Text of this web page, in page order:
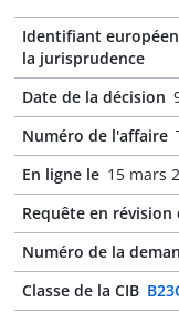
Identifiant
la jurisprudence
Date de la décision
Numéro de l'affaire
En ligne le 15 mars
Requête en révision
Numéro de la
Classe de la CIB